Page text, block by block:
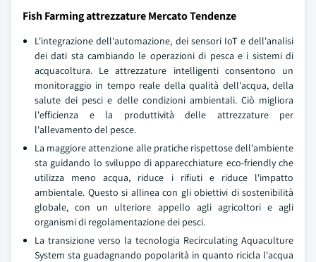
Fish Farming attrezzature Mercato Tendenze
L'integrazione dell'automazione, dei sensori IoT e dell'analisi
dei dati sta cambiando le operazioni di pesca e i sistemi di
acquacoltura. Le attrezzature intelligenti consentono un
monitoraggio in tempo reale della qualità dell'acqua, della
salute dei pesci e delle condizioni ambientali. Ciò migliora
l'efficienza e la produttività delle attrezzature per
l'allevamento del pesce.
La maggiore attenzione alle pratiche rispettose dell'ambiente
sta guidando lo sviluppo di apparecchiature eco-friendly che
utilizza meno acqua, riduce i rifiuti e riduce l'impatto
ambientale. Questo si allinea con gli obiettivi di sostenibilità
globale, con un ulteriore appello agli agricoltori e agli
organismi di regolamentazione dei pesci.
La transizione verso la tecnologia Recirculating Aquaculture
System sta guadagnando popolarità in quanto ricicla l'acqua